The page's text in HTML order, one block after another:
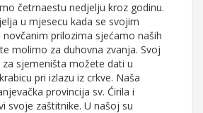
četrnaestu nedjelju kroz godinu.
u mjesecu kada se svojim
prilozima sjećamo naših
molimo za duhovna zvanja. Svoj
za sjemeništa možete dati u
pri izlazu iz crkve. Naša
provincija sv. Ćirila i
svoje zaštitnike. U našoj su